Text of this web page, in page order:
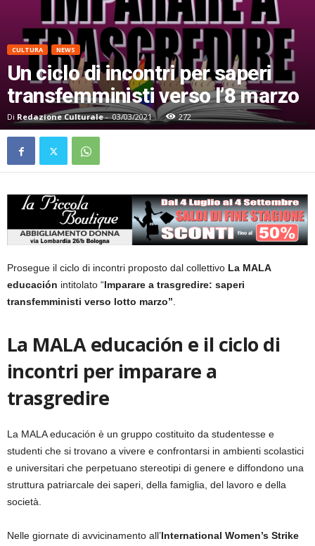
CULTURA NEWS
Un ciclo di incontri per saperi
transfemministi verso l’8 marzo
Di Redazione Culturale- 03/03/2021 272
Prosegue il ciclo di incontri proposto dal collettivo La MALA
educación intitolato “Imparare a trasgredire: saperi
transfemministi verso lotto marzo”.
La MALA educación e il ciclo di
incontri per imparare a
trasgredire
La MALA educación è un gruppo costituito da studentesse e
studenti che si trovano a vivere e confrontarsi in ambienti scolastici
e universitari che perpetuano stereotipi di genere e diffondono una
struttura patriarcale dei saperi, della famiglia, del lavoro e della
società.
Nelle giornate di avvicinamento all’International Women’s Strike